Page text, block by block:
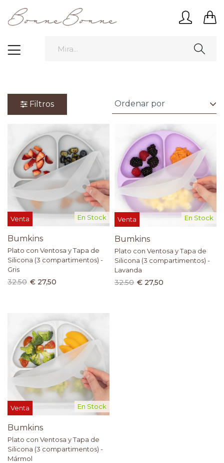
Filtros
En Stock
Venta
Bumkins
Plato con Ventosa y Tapa de
Silicona (3 compartimentos) -
Gris
32.50 € 27,50
En Stock
Venta
Bumkins
Plato con Ventosa y Tapa de
Silicona (3 compartimentos) -
Lavanda
32.50 € 27,50
En Stock
Venta
Bumkins
Plato con Ventosa y Tapa de
Silicona (3 compartimentos) -
Mármol